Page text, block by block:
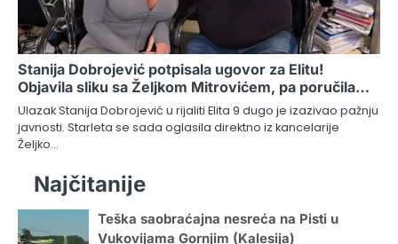
Stanija Dobrojević potpisala ugovor za Elitu!
Objavila sliku sa Željkom Mitrovićem, pa poručila…
Ulazak Stanija Dobrojević u rijaliti Elita 9 dugo je izazivao pažnju
javnosti. Starleta se sada oglasila direktno iz kancelarije
Željko…
Najčitanije
Teška saobraćajna nesreća na Pisti u
Vukovijama Gornjim (Kalesija)